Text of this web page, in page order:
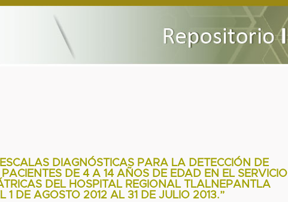
DIAGNÓSTICAS PARA LA DETECCIÓN DE
DE 4 A 14 AÑOS DE EDAD EN EL SERVICIO
DEL HOSPITAL REGIONAL TLALNEPANTLA
1 DE AGOSTO 2012 AL 31 DE JULIO 2013.”